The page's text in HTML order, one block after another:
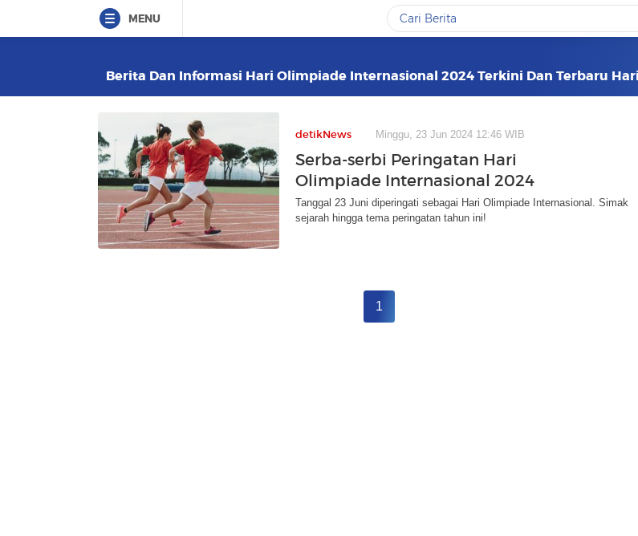
MENU
Berita Dan Informasi Hari Olimpiade Internasional 2024 Terkini Dan Terbaru
detikNews Minggu, 23 Jun 2024 12:46 WIB
Serba-serbi Peringatan Hari
Olimpiade Internasional 2024
Tanggal 23 Juni diperingati sebagai Hari Olimpiade Internasional. Simak
sejarah hingga tema peringatan tahun ini!
1